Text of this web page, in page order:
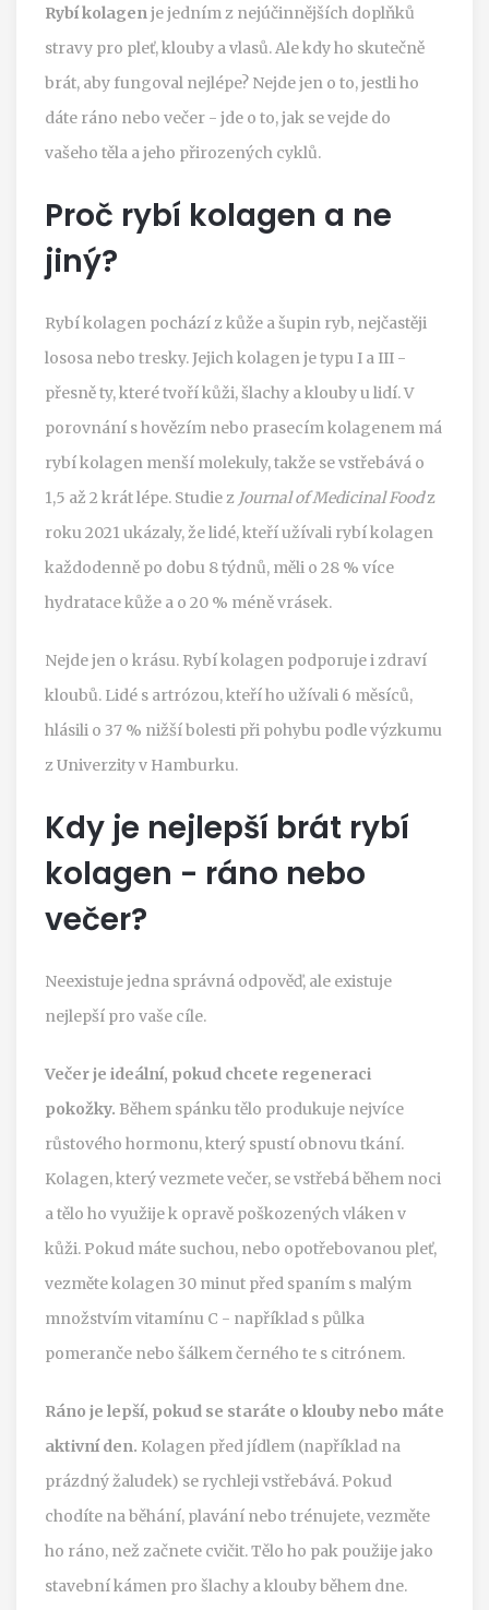
Rybí kolagenje jedním z nejúčinnějších doplňků
stravy pro pleť, klouby a vlasů. Ale kdy ho skutečně
brát, aby fungoval nejlépe? Nejde jen o to, jestli ho
dáte ráno nebo večer - jde o to, jak se vejde do
vašeho těla a jeho přirozených cyklů.
Proč rybí kolagen a ne
jiný?
Rybí kolagen pochází z kůže a šupin ryb, nejčastěji
lososa nebo tresky. Jejich kolagen je typu I a III -
přesně ty, které tvoří kůži, šlachy a klouby u lidí. V
porovnání s hovězím nebo prasecím kolagenem má
rybí kolagen menší molekuly, takže se vstřebává o
1,5 až 2 krát lépe. Studie z Journal of Medicinal Foodz
roku 2021 ukázaly, že lidé, kteří užívali rybí kolagen
každodenně po dobu 8 týdnů, měli o 28 % více
hydratace kůže a o 20 % méně vrásek.
Nejde jen o krásu. Rybí kolagen podporuje i zdraví
kloubů. Lidé s artrózou, kteří ho užívali 6 měsíců,
hlásili o 37 % nižší bolesti při pohybu podle výzkumu
z Univerzity v Hamburku.
Kdy je nejlepší brát rybí
kolagen - ráno nebo
večer?
Neexistuje jedna správná odpověď, ale existuje
nejlepší pro vaše cíle.
Večer je ideální, pokud chcete regeneraci
pokožky. Během spánku tělo produkuje nejvíce
růstového hormonu, který spustí obnovu tkání.
Kolagen, který vezmete večer, se vstřebá během noci
a tělo ho využije k opravě poškozených vláken v
kůži. Pokud máte suchou, nebo opotřebovanou pleť,
vezměte kolagen 30 minut před spaním s malým
množstvím vitamínu C - například s půlka
pomeranče nebo šálkem černého te s citrónem.
Ráno je lepší, pokud se staráte o klouby nebo máte
aktivní den. Kolagen před jídlem (například na
prázdný žaludek) se rychleji vstřebává. Pokud
chodíte na běhání, plavání nebo trénujete, vezměte
ho ráno, než začnete cvičit. Tělo ho pak použije jako
stavební kámen pro šlachy a klouby během dne.